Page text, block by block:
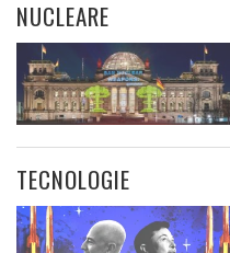
NUCLEARE
TECNOLOGIE